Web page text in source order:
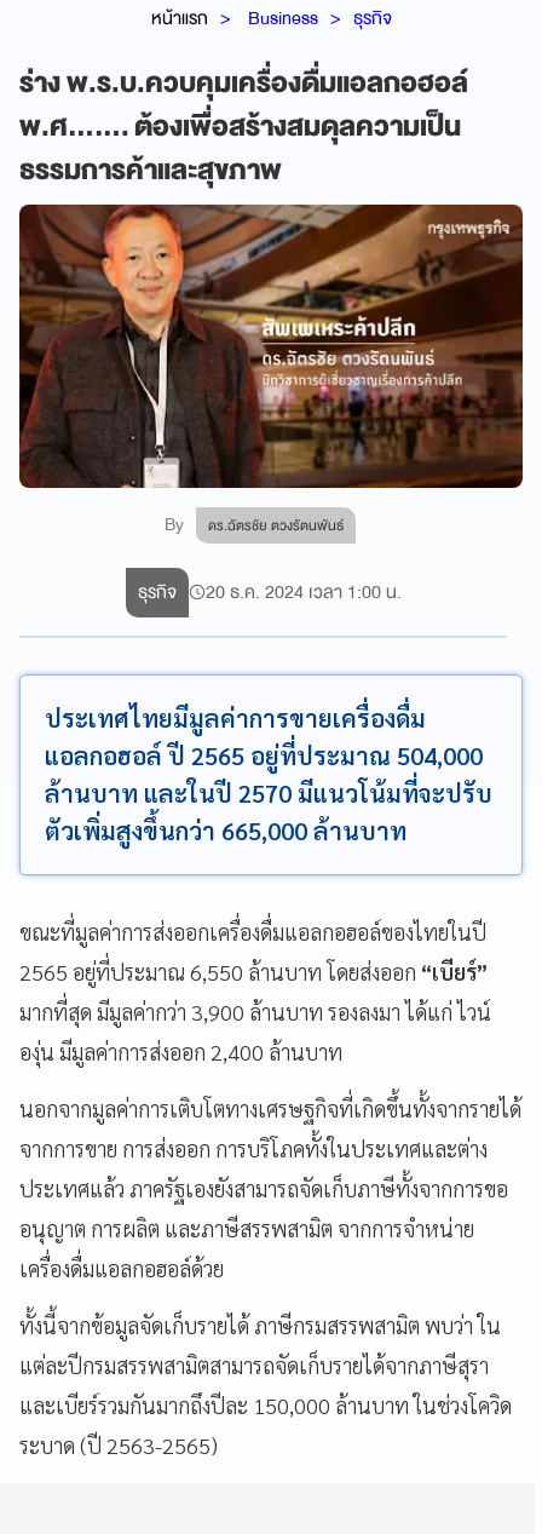
หน้าแรก Business ธุรกิจ
ร่าง พ.ร.บ.ควบคุมเครื่องดื่มแอลกอฮอล์
พ.ศ....... ต้องเพื่อสร้างสมดุลความเป็น
ธรรมการค้าและสุขภาพ
By ดร.ฉัตรชัย ตวงรัตนพันธ์
ธุรกิจ 20 ธ.ค. 2024 เวลา 1:00 น.
ประเทศไทยมีมูลค่าการขายเครื่องดื่ม
แอลกอฮอล์ ปี 2565 อยู่ที่ประมาณ 504,000
ล้านบาท และในปี 2570 มีแนวโน้มที่จะปรับ
ตัวเพิ่มสูงขึ้นกว่า 665,000 ล้านบาท
ขณะที่มูลค่าการส่งออกเครื่องดื่มแอลกอฮอล์ของไทยในปี
2565 อยู่ที่ประมาณ 6,550 ล้านบาท โดยส่งออก “เบียร์”
มากที่สุด มีมูลค่ากว่า 3,900 ล้านบาท รองลงมา ได้แก่ ไวน์
องุ่น มีมูลค่าการส่งออก 2,400 ล้านบาท
นอกจากมูลค่าการเติบโตทางเศรษฐกิจที่เกิดขึ้นทั้งจากรายได้
จากการขาย การส่งออก การบริโภคทั้งในประเทศและต่าง
ประเทศแล้ว ภาครัฐเองยังสามารถจัดเก็บภาษีทั้งจากการขอ
อนุญาต การผลิต และภาษีสรรพสามิต จากการจำหน่าย
เครื่องดื่มแอลกอฮอล์ด้วย
ทั้งนี้จากข้อมูลจัดเก็บรายได้ ภาษีกรมสรรพสามิต พบว่า ใน
แต่ละปีกรมสรรพสามิตสามารถจัดเก็บรายได้จากภาษีสุรา
และเบียร์รวมกันมากถึงปีละ 150,000 ล้านบาท ในช่วงโควิด
ระบาด (ปี 2563-2565)